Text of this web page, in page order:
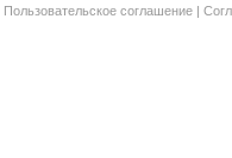
Пользовательское соглашение |